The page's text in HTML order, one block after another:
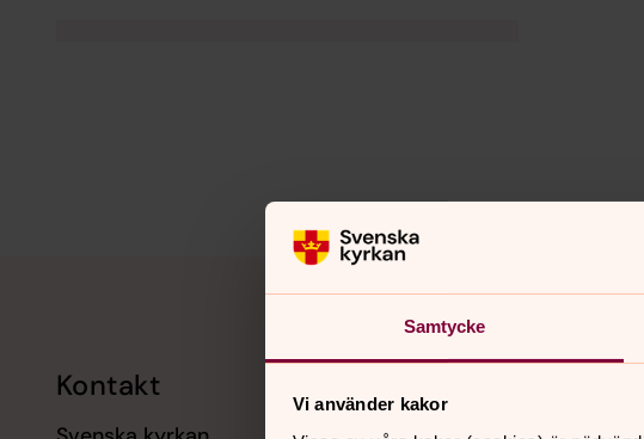
Samtycke
Vi använder kakor
Kontakt